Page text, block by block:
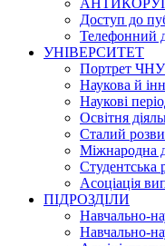
Доступ до
Телефонний
УНІВЕРСИТЕТ
Портрет ЧНУ
Наукова й
Наукові
Освітня
Сталий
Міжнародна
Студентська
Асоціація
ПІДРОЗДІЛИ
Навчально-
Навчально-